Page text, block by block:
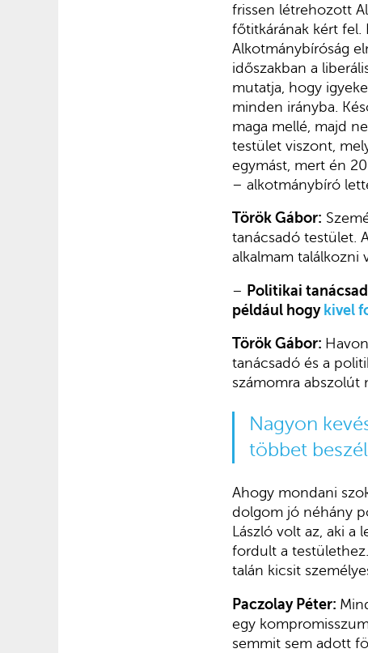
frissen létrehozott
főtitkárának kért fel.
Alkotmánybíróság
időszakban a
mutatja, hogy
minden irányba.
maga mellé, majd
testület viszont,
egymást, mert én
– alkotmánybíró
Török Gábor:
tanácsadó testület.
alkalmam találkozni
– Politikai
például hogy kivel
Török Gábor:
tanácsadó és a
számomra abszolút
Nagyon
többet
Ahogy mondani
dolgom jó néhány
László volt az, aki a
fordult a
talán kicsit
Paczolay Péter:
egy
semmit sem adott